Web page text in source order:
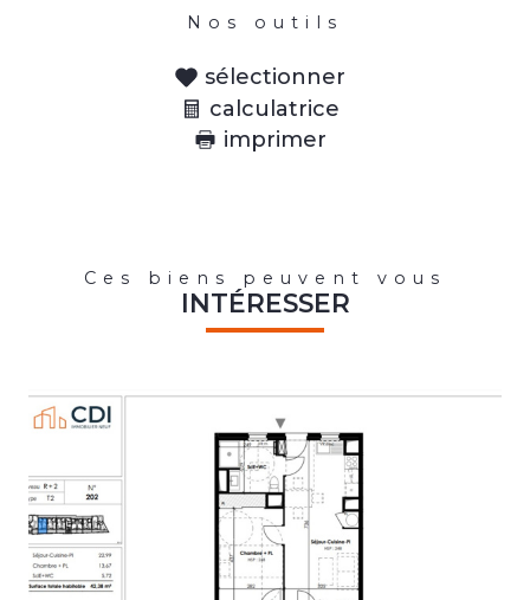
Nos outils
sélectionner
calculatrice
imprimer
Ces biens peuvent vous
INTÉRESSER
voir le bien